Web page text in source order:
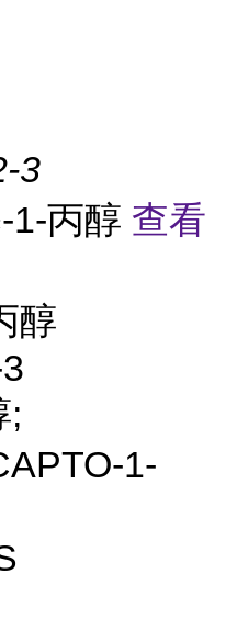
3
1-丙醇 查看
醇
;
1-